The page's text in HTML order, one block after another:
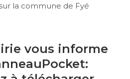
la commune de Fyé
vous informe